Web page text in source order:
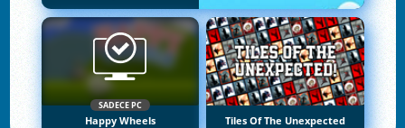
SADECE PC
Happy Wheels Tiles Of The Unexpected